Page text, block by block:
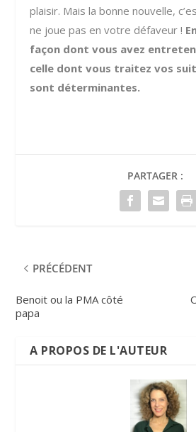
plaisir. Mais la bonne nouvelle,
ne joue pas en votre défaveur !
façon dont vous avez
celle dont vous traitez vos
sont déterminantes.
PARTAGER :
PRÉCÉDENT
Benoit ou la PMA côté
papa
A PROPOS DE L'AUTEUR